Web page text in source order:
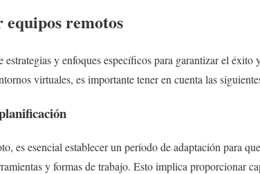
remotos
y enfoques específicos para garantizar el
virtuales, es importante tener en cuenta las
es esencial establecer un período de adaptación para
y formas de trabajo. Esto implica proporcionar